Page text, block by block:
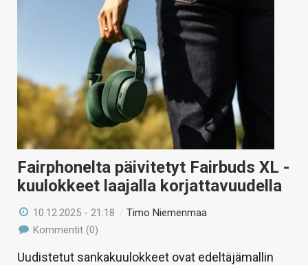
VAIHDA TEEMA
HAKU
Fairphonelta päivitetyt Fairbuds XL -
kuulokkeet laajalla korjattavuudella
10.12.2025 - 21:18 /Timo Niemenmaa
Kommentit (0)
Uudistetut sankakuulokkeet ovat edeltäjämallin